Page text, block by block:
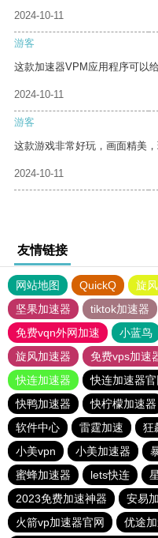
2024-10-11
游客
这款加速器VPM应用程序可以
2024-10-11
游客
这款游戏非常好玩，画面精美，
2024-10-11
友情链接
网站地图 QuickQ 旋
坚果加速器
tiktok加速器
免费vqn外网加速
小蓝鸟
旋风加速器
免费vps加速
快连加速器
快连加速器官
快鸭加速器
快柠檬加速器
软件中心
雷霆加速 狂
小美vpn
小美加速器
蜜蜂加速器
lets快连
2023免费加速神器
安易
火箭vp加速器官网
优途